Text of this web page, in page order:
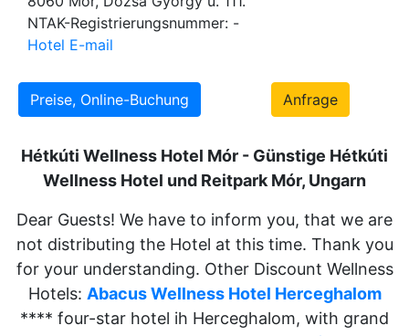
NTAK-Registrierungsnummer: -
Hotel E-mail
Preise, Online-Buchung Anfrage
Hétkúti Wellness Hotel Mór - Günstige Hétkúti
Wellness Hotel und Reitpark Mór, Ungarn
Dear Guests! We have to inform you, that we are
not distributing the Hotel at this time. Thank you
for your understanding. Other Discount Wellness
Hotels: Abacus Wellness Hotel Herceghalom
**** four-star hotel ih Herceghalom, with grand